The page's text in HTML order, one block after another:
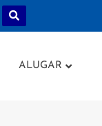
ALUGAR
ALUGAR